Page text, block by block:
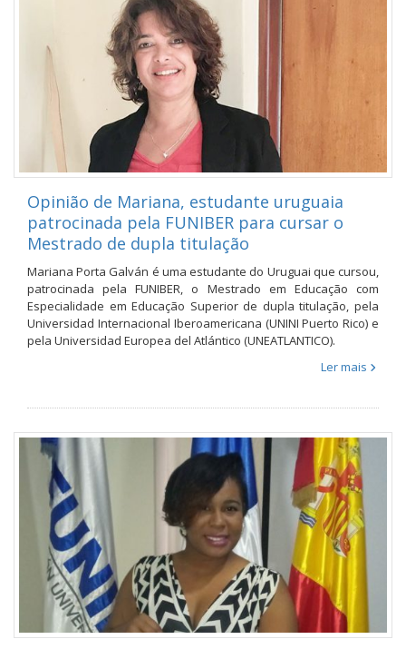
Opinião de Mariana, estudante uruguaia
patrocinada pela FUNIBER para cursar o
Mestrado de dupla titulação
Mariana Porta Galván é uma estudante do Uruguai que cursou,
patrocinada pela FUNIBER, o Mestrado em Educação com
Especialidade em Educação Superior de dupla titulação, pela
Universidad Internacional Iberoamericana (UNINI Puerto Rico) e
pela Universidad Europea del Atlántico (UNEATLANTICO).
Ler mais